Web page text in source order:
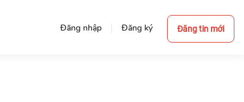
Đăng nhập Đăng ký Đăng tin mới